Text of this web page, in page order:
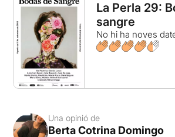
La Perla 29:
sangre
No hi ha noves
Una opinió de
Berta Cotrina Domingo